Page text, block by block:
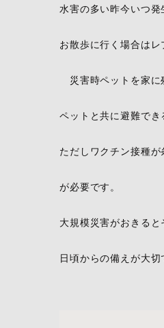
水害の多い昨今いつ発
お散歩に行く場合はレ
災害時ペットを家に
ペットと共に避難でき
ただしワクチン接種が
が必要です。
大規模災害がおきると
日頃からの備えが大切